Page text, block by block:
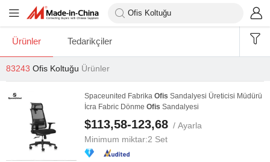
Ürünler Tedarikçiler
83243 Ofis Koltuğu Ürünler
Spaceunited Fabrika Ofis Sandalyesi Üreticisi Müdürü
İcra Fabric Dönme Ofis Sandalyesi
$113,58-123,68 / Ayarla
Minimum miktar:2 Set